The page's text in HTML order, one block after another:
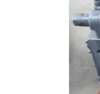
WYCENĘ
SITEMAP